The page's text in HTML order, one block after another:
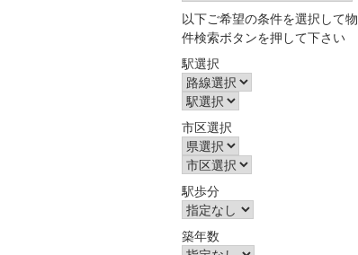
以下ご希望の条件を選択して物
件検索ボタンを押して下さい
駅選択
市区選択
駅歩分
築年数